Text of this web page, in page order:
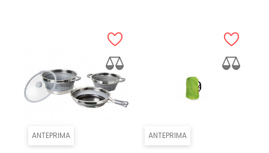
ANTEPRIMA ANTEPRIMA